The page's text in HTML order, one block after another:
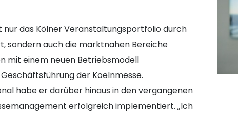
nur das Kölner Veranstaltungsportfolio durch
sondern auch die marktnahen Bereiche
mit einem neuen Betriebsmodell
der Koelnmesse.
habe er darüber hinaus in den vergangenen
erfolgreich implementiert. „Ich